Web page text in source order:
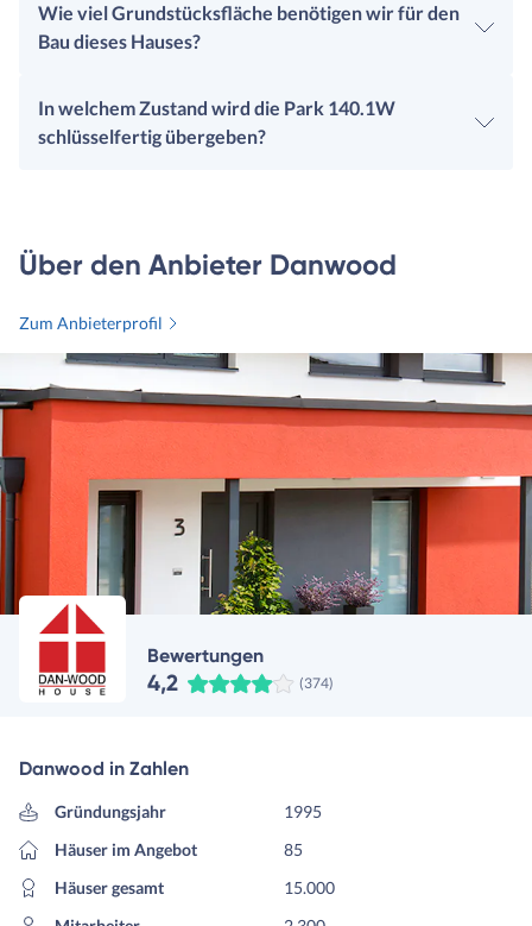
Wie viel Grundstücksfläche benötigen wir für den
Bau dieses Hauses?
In welchem Zustand wird die Park 140.1W
schlüsselfertig übergeben?
Über den Anbieter Danwood
Zum Anbieterprofil
Bewertungen
4,2 (374)
Danwood in Zahlen
Gründungsjahr
1995
Häuser im Angebot
85
Häuser gesamt
15.000